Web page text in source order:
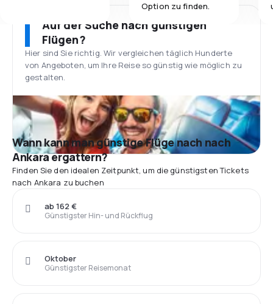
Option zu finden.
Auf der Suche nach günstigen
Flügen?
Hier sind Sie richtig. Wir vergleichen täglich Hunderte
von Angeboten, um Ihre Reise so günstig wie möglich zu
gestalten.
Wann kann man günstige Flüge nach nach
Ankara ergattern?
Finden Sie den idealen Zeitpunkt, um die günstigsten Tickets
nach Ankara zu buchen
Günstigster Hin- und Rückflug
ab 162 €
Günstigster Reisemonat
Oktober